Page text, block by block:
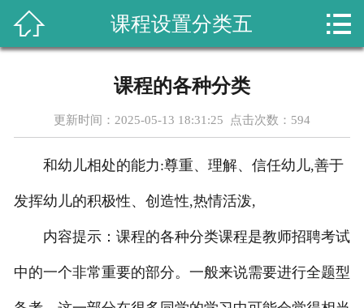

行业资讯
教学成果
 课程设置分类五 
课程的各种分类
更新时间：2025-05-13 18:31:25 点击次数： 594
和幼儿相处的能力:尊重、理解、信任幼儿,善于
发挥幼儿的积极性、创造性,热情活泼,
内容提示：课程的各种分类课程是教师招聘考试
中的一个非常重要的部分。一般来说需要进行全题型